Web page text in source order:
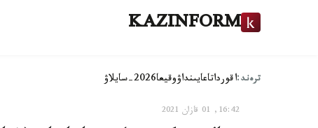
KAZINFORM
ترەند:اقورداتاعايىنداۋوقيعا2026-سايلاۋ
16:42, 01 قازان 2021